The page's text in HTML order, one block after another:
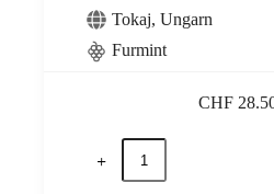
Tokaj, Ungarn
Furmint
CHF
Tokaj
Furmint
2021